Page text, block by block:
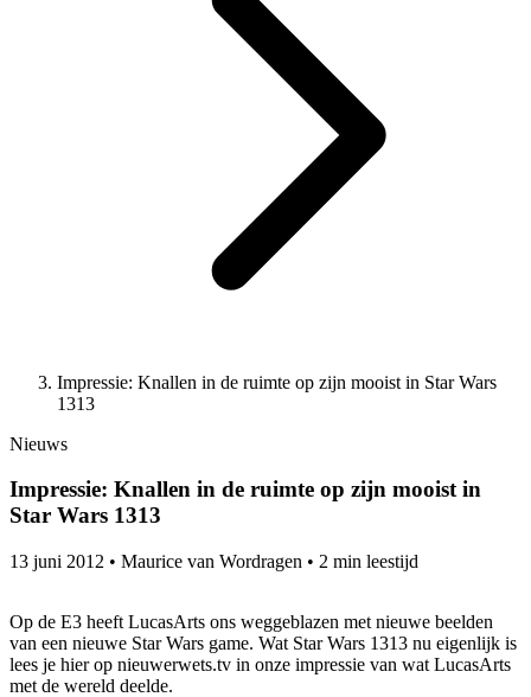
Impressie: Knallen in de ruimte op zijn mooist in Star Wars
1313
Nieuws
Impressie: Knallen in de ruimte op zijn mooist in
Star Wars 1313
13 juni 2012 • Maurice van Wordragen • 2 min leestijd
Op de E3 heeft LucasArts ons weggeblazen met nieuwe beelden
van een nieuwe Star Wars game. Wat Star Wars 1313 nu eigenlijk is
lees je hier op nieuwerwets.tv in onze impressie van wat LucasArts
met de wereld deelde.